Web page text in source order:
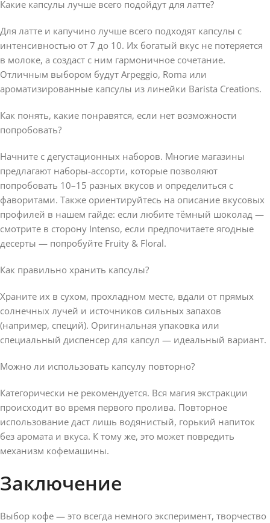
Какие капсулы лучше всего подойдут для латте?
Для латте и капучино лучше всего подходят капсулы с
интенсивностью от 7 до 10. Их богатый вкус не потеряется
в молоке, а создаст с ним гармоничное сочетание.
Отличным выбором будут Arpeggio, Roma или
ароматизированные капсулы из линейки Barista Creations.
Как понять, какие понравятся, если нет возможности
попробовать?
Начните с дегустационных наборов. Многие магазины
предлагают наборы-ассорти, которые позволяют
попробовать 10–15 разных вкусов и определиться с
фаворитами. Также ориентируйтесь на описание вкусовых
профилей в нашем гайде: если любите тёмный шоколад —
смотрите в сторону Intenso, если предпочитаете ягодные
десерты — попробуйте Fruity & Floral.
Как правильно хранить капсулы?
Храните их в сухом, прохладном месте, вдали от прямых
солнечных лучей и источников сильных запахов
(например, специй). Оригинальная упаковка или
специальный диспенсер для капсул — идеальный вариант.
Можно ли использовать капсулу повторно?
Категорически не рекомендуется. Вся магия экстракции
происходит во время первого пролива. Повторное
использование даст лишь водянистый, горький напиток
без аромата и вкуса. К тому же, это может повредить
механизм кофемашины.
Заключение
Выбор кофе — это всегда немного эксперимент, творчество